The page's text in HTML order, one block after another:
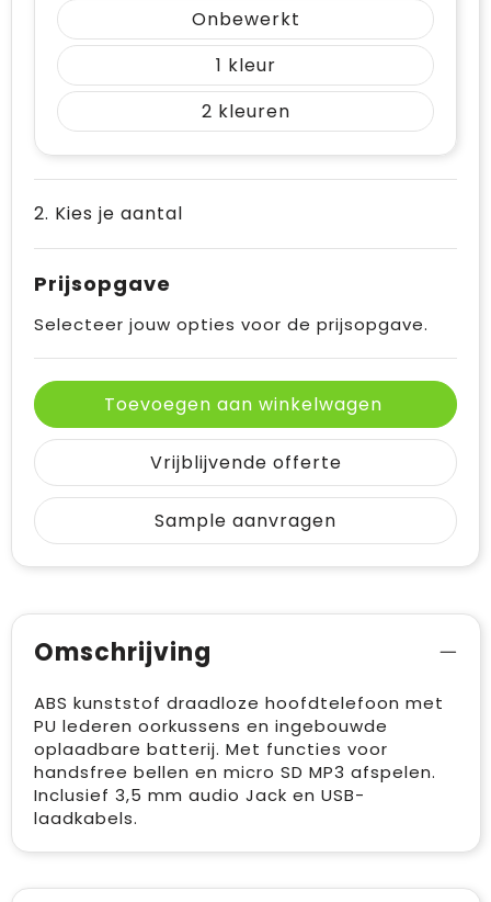
Onbewerkt
1
2
2. Kies je aantal
Prijsopgave
Selecteer jouw opties voor de prijsopgave.
Toevoegen aan winkelwagen
Vrijblijvende offerte
Sample aanvragen
Omschrijving
ABS kunststof draadloze hoofdtelefoon met
PU lederen oorkussens en ingebouwde
oplaadbare batterij. Met functies voor
handsfree bellen en micro SD MP3 afspelen.
Inclusief 3,5 mm audio Jack en USB-
laadkabels.